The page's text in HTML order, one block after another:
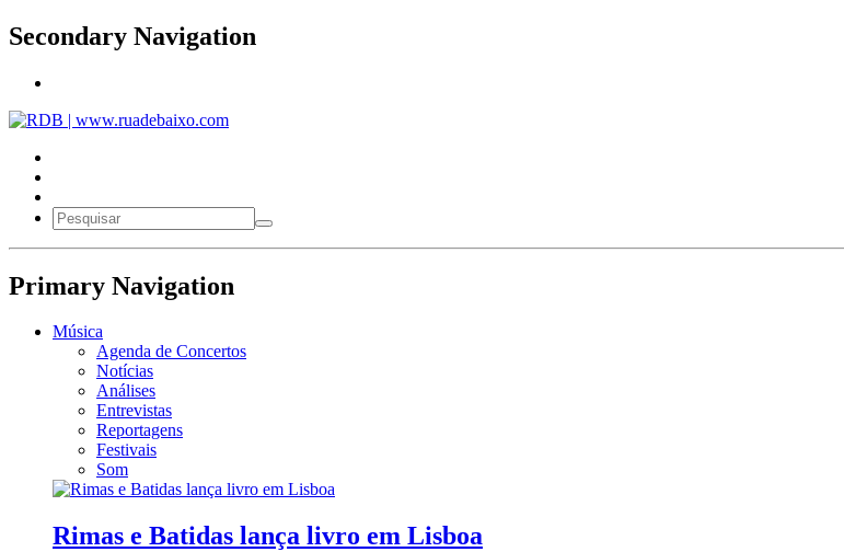
Secondary Navigation
Primary Navigation
Música
Agenda de Concertos
Notícias
Análises
Entrevistas
Reportagens
Festivais
Som
Rimas e Batidas lança livro em Lisboa